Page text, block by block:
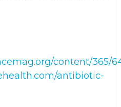
content/365/
antibiotic-